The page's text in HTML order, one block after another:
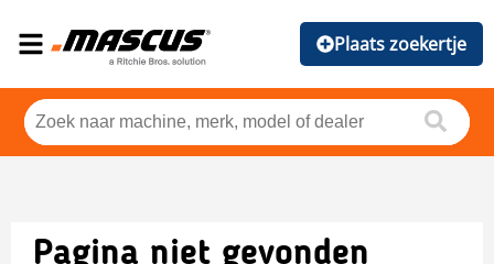
Plaats zoekertje
Pagina niet gevonden